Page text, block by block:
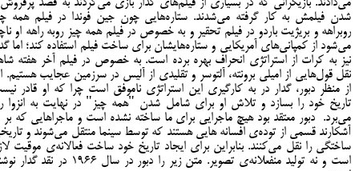
می‌دادند. بازیگرانی که در بسیاری از فیلم‌های گدار بازی می‌کردند به قصد
شدن فیلمش به کار گرفته می‌شدند. ستاره‌هایی چون جین فوندا در فیلم همه
روبراهه و بریژیت باردو در فیلم تحقیر و به خصوص در فیلم همه چیز روبه راهه او
می‌شود از کمپانی‌های آمریکایی و ستاره‌هایشان برای ساخت فیلم استفاده کند؛ اما
نیز به کرات از استراتژی انحراف بهره برده است. به خصوص در فیلم آخر هفته
نقل قول‌هایی از امیلی برونته، آلتوسر و تقلیدی از آلیس در سرزمین عجایب هستیم.
از منظر دبور، گدار در به کارگیری این استراتژی ناموفق است چرا که او قادر
تاریخ خود را بسازد و تلاش او برای شامل شدن "همه چیز" در نهایت به انزوا
می‌برد. دبور معتقد بود هیچ ماجرایی برای ما ساخته نشده است و ماجراهایی که بر
آشکارند قسمی از توده‌ی افسانه هایی هستند که توسط سینما منتقل می‌شوند و
ساختگی را نقل می‌کنند. بنابراین برای ایجاد تاریخ خود ساخت فعالانه‌ی موقیت
است و نه تولید منفعلانه‌ی تصویر. متن زیر را دبور در سال 1966 در نقد